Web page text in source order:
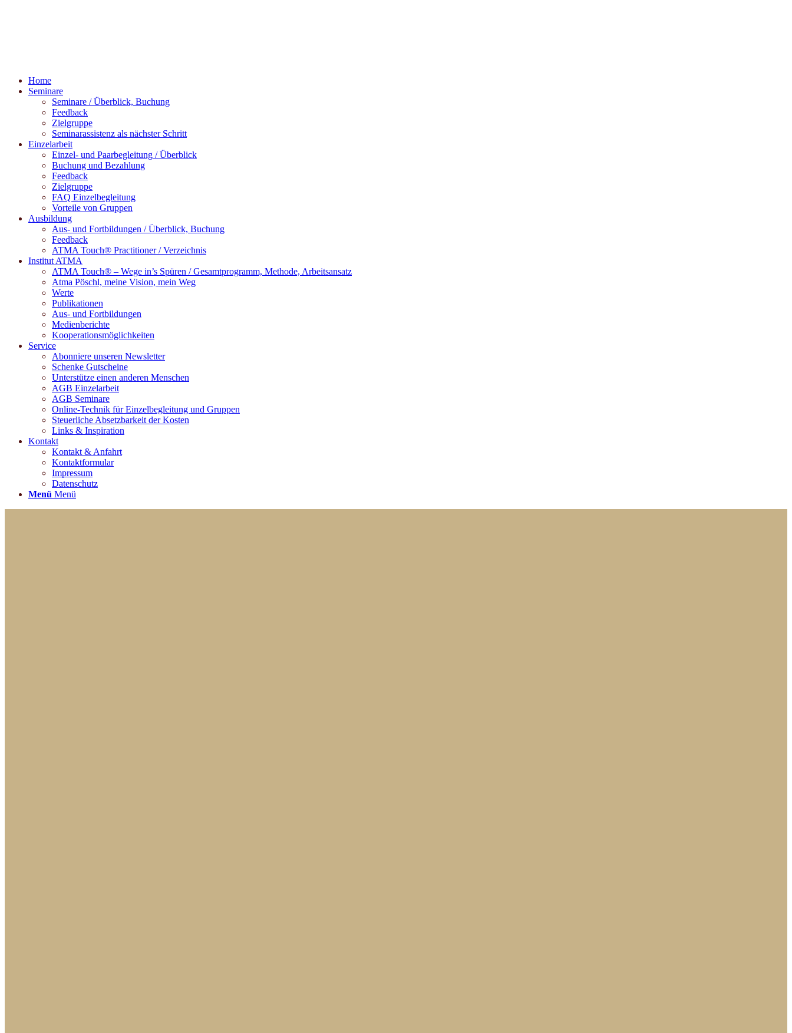
Home
Seminare
Seminare / Überblick, Buchung
Feedback
Zielgruppe
Seminarassistenz als nächster Schritt
Einzelarbeit
Einzel- und Paarbegleitung / Überblick
Buchung und Bezahlung
Feedback
Zielgruppe
FAQ Einzelbegleitung
Vorteile von Gruppen
Ausbildung
Aus- und Fortbildungen / Überblick, Buchung
Feedback
ATMA Touch® Practitioner / Verzeichnis
Institut ATMA
ATMA Touch® – Wege in’s Spüren / Gesamtprogramm, Methode, Arbeitsansatz
Atma Pöschl, meine Vision, mein Weg
Werte
Publikationen
Aus- und Fortbildungen
Medienberichte
Kooperationsmöglichkeiten
Service
Abonniere unseren Newsletter
Schenke Gutscheine
Unterstütze einen anderen Menschen
AGB Einzelarbeit
AGB Seminare
Online-Technik für Einzelbegleitung und Gruppen
Steuerliche Absetzbarkeit der Kosten
Links & Inspiration
Kontakt
Kontakt & Anfahrt
Kontaktformular
Impressum
Datenschutz
Menü Menü